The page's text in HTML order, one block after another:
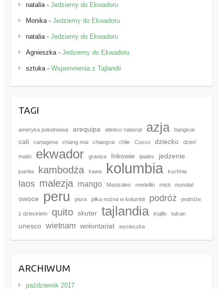
natalia- Jedziemy do Ekwadoru
Monika- Jedziemy do Ekwadoru
natalia- Jedziemy do Ekwadoru
Agnieszka- Jedziemy do Ekwadoru
sztuka- Wspomnienia z Tajlandii
TAGI
ameryka południowa arequipa atletico national azja bangkok
cali cartagena chiang mai chiangrai chile Cusco dziecko dzień
matki ekwador granica Inkowie ipiales jedzenie
juanita kambodża kawa kolumbia kuchnia
laos malezja mango Manizales medellin misti mundial
owoce peru piura piłka nożna w kolumbii podróż podróże
z dzieckiem quito skuter tajlandia trujillo tulcan
unesco wietnam wolontariat wycieczka
ARCHIWUM
październik 2017